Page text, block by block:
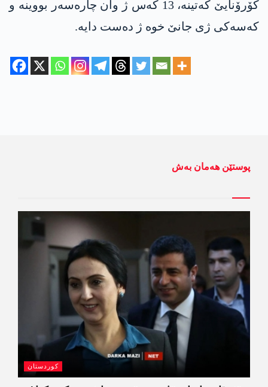
کۆرۆنایێ کەتینە، 13 کەس ژ وان چارەسەر بووینە و
کەسەکی ژی جانێ خوە ژ دەست دایە.
پوستێن ھەمان بەش
کوردستان